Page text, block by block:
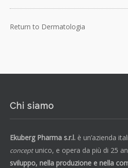
Return to Dermatologia
Chi siamo
Ekuberg Pharma s.r.l. è un’azienda
concept unico, e opera da più di 25
sviluppo, nella produzione e nella